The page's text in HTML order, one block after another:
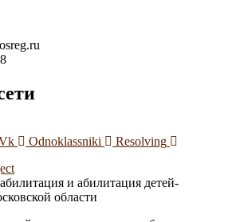
Odnoklassniki Resolving
и абилитация детей-
области